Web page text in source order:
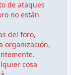
de ataques
no están
del foro,
organización,
cosa